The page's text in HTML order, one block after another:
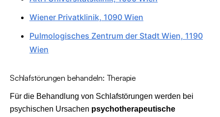
Wiener Privatklinik, 1090 Wien
Pulmologisches Zentrum der Stadt Wien, 1190
Wien
Schlafstörungen behandeln: Therapie
Für die Behandlung von Schlafstörungen werden bei
psychischen Ursachen psychotherapeutische